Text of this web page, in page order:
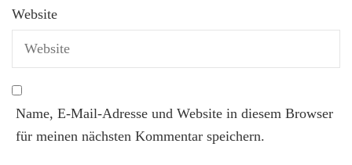
Website
Name, E-Mail-Adresse und Website in diesem Browser
für meinen nächsten Kommentar speichern.